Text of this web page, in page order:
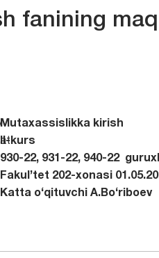
fanining
Mutaxassislikka kirish
II-kurs
930-22, 931-22, 940-22
Fakul’tet 202-xonasi
Katta o‘qituvchi A.Bo‘riboev